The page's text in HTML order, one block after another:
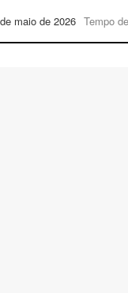
maio de 2026 Tempo